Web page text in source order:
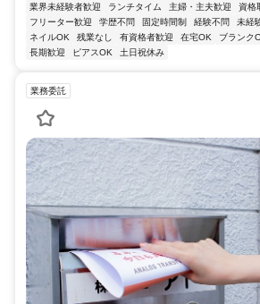
業界未経験者歓迎 ランチタイム 主婦・主夫歓迎
資格
フリーター歓迎
学歴不問 固定時間制 経験不問 未経
ネイルOK
残業なし 有資格者歓迎 在宅OK ブランク
長期歓迎
ピアスOK 土日祝休み
業務委託